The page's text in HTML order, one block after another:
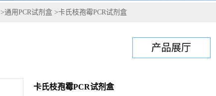
>通用PCR试剂盒 >卡氏枝孢霉PCR试剂盒
产品展厅
卡氏枝孢霉PCR试剂盒